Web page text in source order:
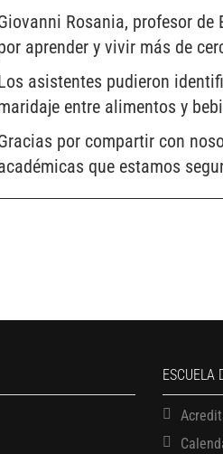
Rosania, profesor de
aprender y vivir más de
asistentes pudieron
entre alimentos y
por compartir con
que estamos
ESCUELA